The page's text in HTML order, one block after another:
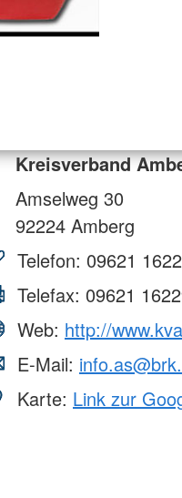
Kreisverband
Amselweg 30
92224 Amberg
Telefon: 09621
Telefax: 09621
Web: http://
E-Mail:
Karte: Link zur